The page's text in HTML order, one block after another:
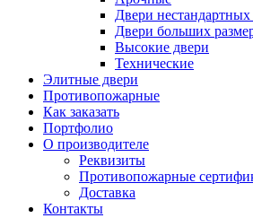
Двери нестандартных
Двери больших
Высокие двери
Технические
Элитные двери
Противопожарные
Как заказать
Портфолио
О производителе
Реквизиты
Противопожарные
Доставка
Контакты